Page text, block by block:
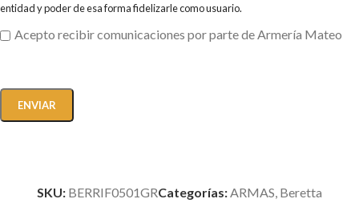
entidad y poder de esa forma fidelizarle como usuario.
Acepto recibir comunicaciones por parte de Armería Mateo
SKU: BERRIF0501GRCategorías: ARMAS Beretta